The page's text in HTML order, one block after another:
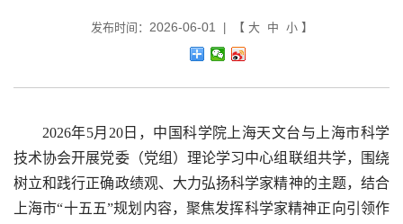
发布时间： 2026-06-01 | 【 大 中 小】
2026年5月 20日，中国科学院上海天文台与上海市科学
技术协会开展党委（党组）理论学习中心组联组共学，围绕
树立和践行正确政绩观、大力弘扬科学家精神的主题，结合
上海市“十五五”规划内容，聚焦发挥科学家精神正向引领作